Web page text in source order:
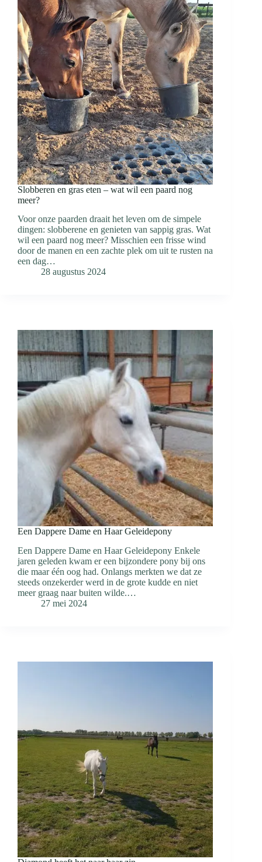
Slobberen en gras eten – wat wil een paard nog
meer?
Voor onze paarden draait het leven om de simpele
dingen: slobberene en genieten van sappig gras. Wat
wil een paard nog meer? Misschien een frisse wind
door de manen en een zachte plek om uit te rusten na
een dag…
28 augustus 2024
Een Dappere Dame en Haar Geleidepony
Een Dappere Dame en Haar Geleidepony Enkele
jaren geleden kwam er een bijzondere pony bij ons
die maar één oog had. Onlangs merkten we dat ze
steeds onzekerder werd in de grote kudde en niet
meer graag naar buiten wilde.…
27 mei 2024